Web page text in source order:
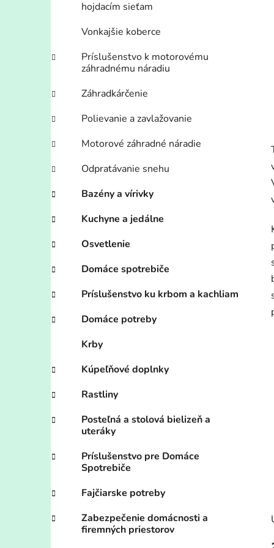
hojdacím sieťam
Vonkajšie koberce
Príslušenstvo k motorovému
záhradnému náradiu
Záhradkárčenie
Polievanie a zavlažovanie
Motorové záhradné náradie
Odpratávanie snehu
Bazény a vírivky
Kuchyne a jedálne
Osvetlenie
Domáce spotrebiče
Príslušenstvo ku krbom a kachliam
Domáce potreby
Krby
Kúpeľňové doplnky
Rastliny
Posteľná a stolová bielizeň a
uteráky
Príslušenstvo pre Domáce
Spotrebiče
Fajčiarske potreby
Zabezpečenie domácnosti a
firemných priestorov